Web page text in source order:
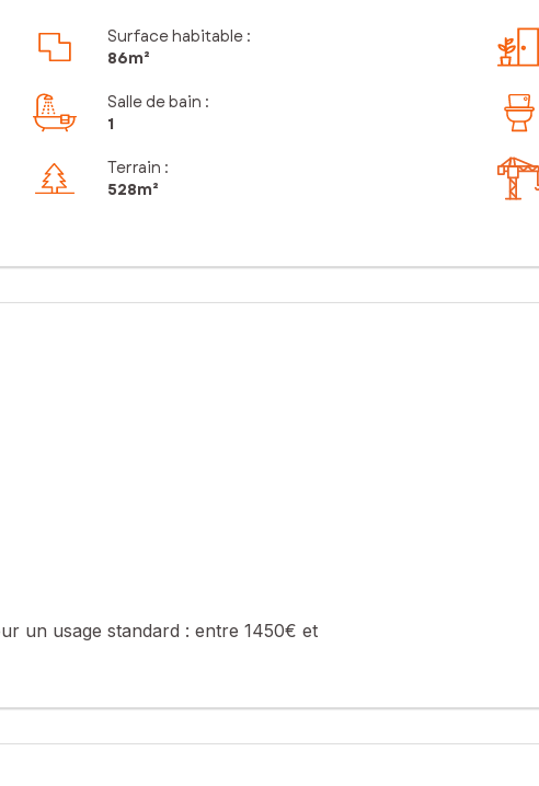
Surface habitable :
86m²
Salle de bain :
1
Terrain :
528m²
un usage standard : entre 1450€ et